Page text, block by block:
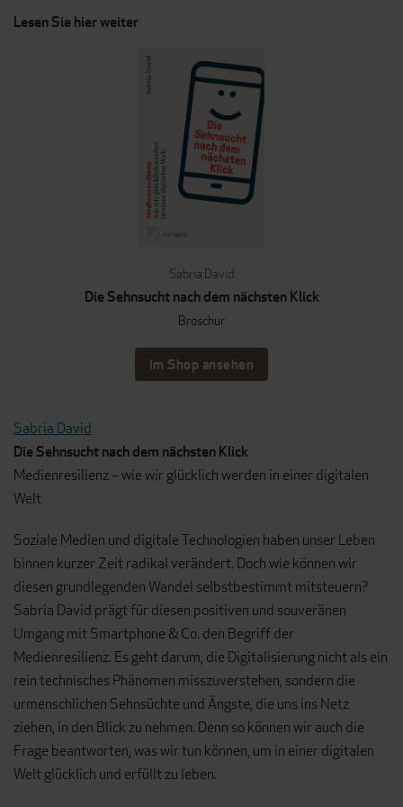
Lesen Sie hier weiter
Sabria David
Die Sehnsucht nach dem nächsten Klick
Broschur
Im Shop ansehen
Sabria David
Die Sehnsucht nach dem nächsten Klick
Medienresilienz – wie wir glücklich werden in einer digitalen
Welt
Soziale Medien und digitale Technologien haben unser Leben
binnen kurzer Zeit radikal verändert. Doch wie können wir
diesen grundlegenden Wandel selbstbestimmt mitsteuern?
Sabria David prägt für diesen positiven und souveränen
Umgang mit Smartphone & Co. den Begriff der
Medienresilienz. Es geht darum, die Digitalisierung nicht als ein
rein technisches Phänomen misszuverstehen, sondern die
urmenschlichen Sehnsüchte und Ängste, die uns ins Netz
ziehen, in den Blick zu nehmen. Denn so können wir auch die
Frage beantworten, was wir tun können, um in einer digitalen
Welt glücklich und erfüllt zu leben.